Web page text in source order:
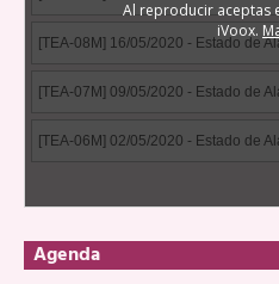
Agenda